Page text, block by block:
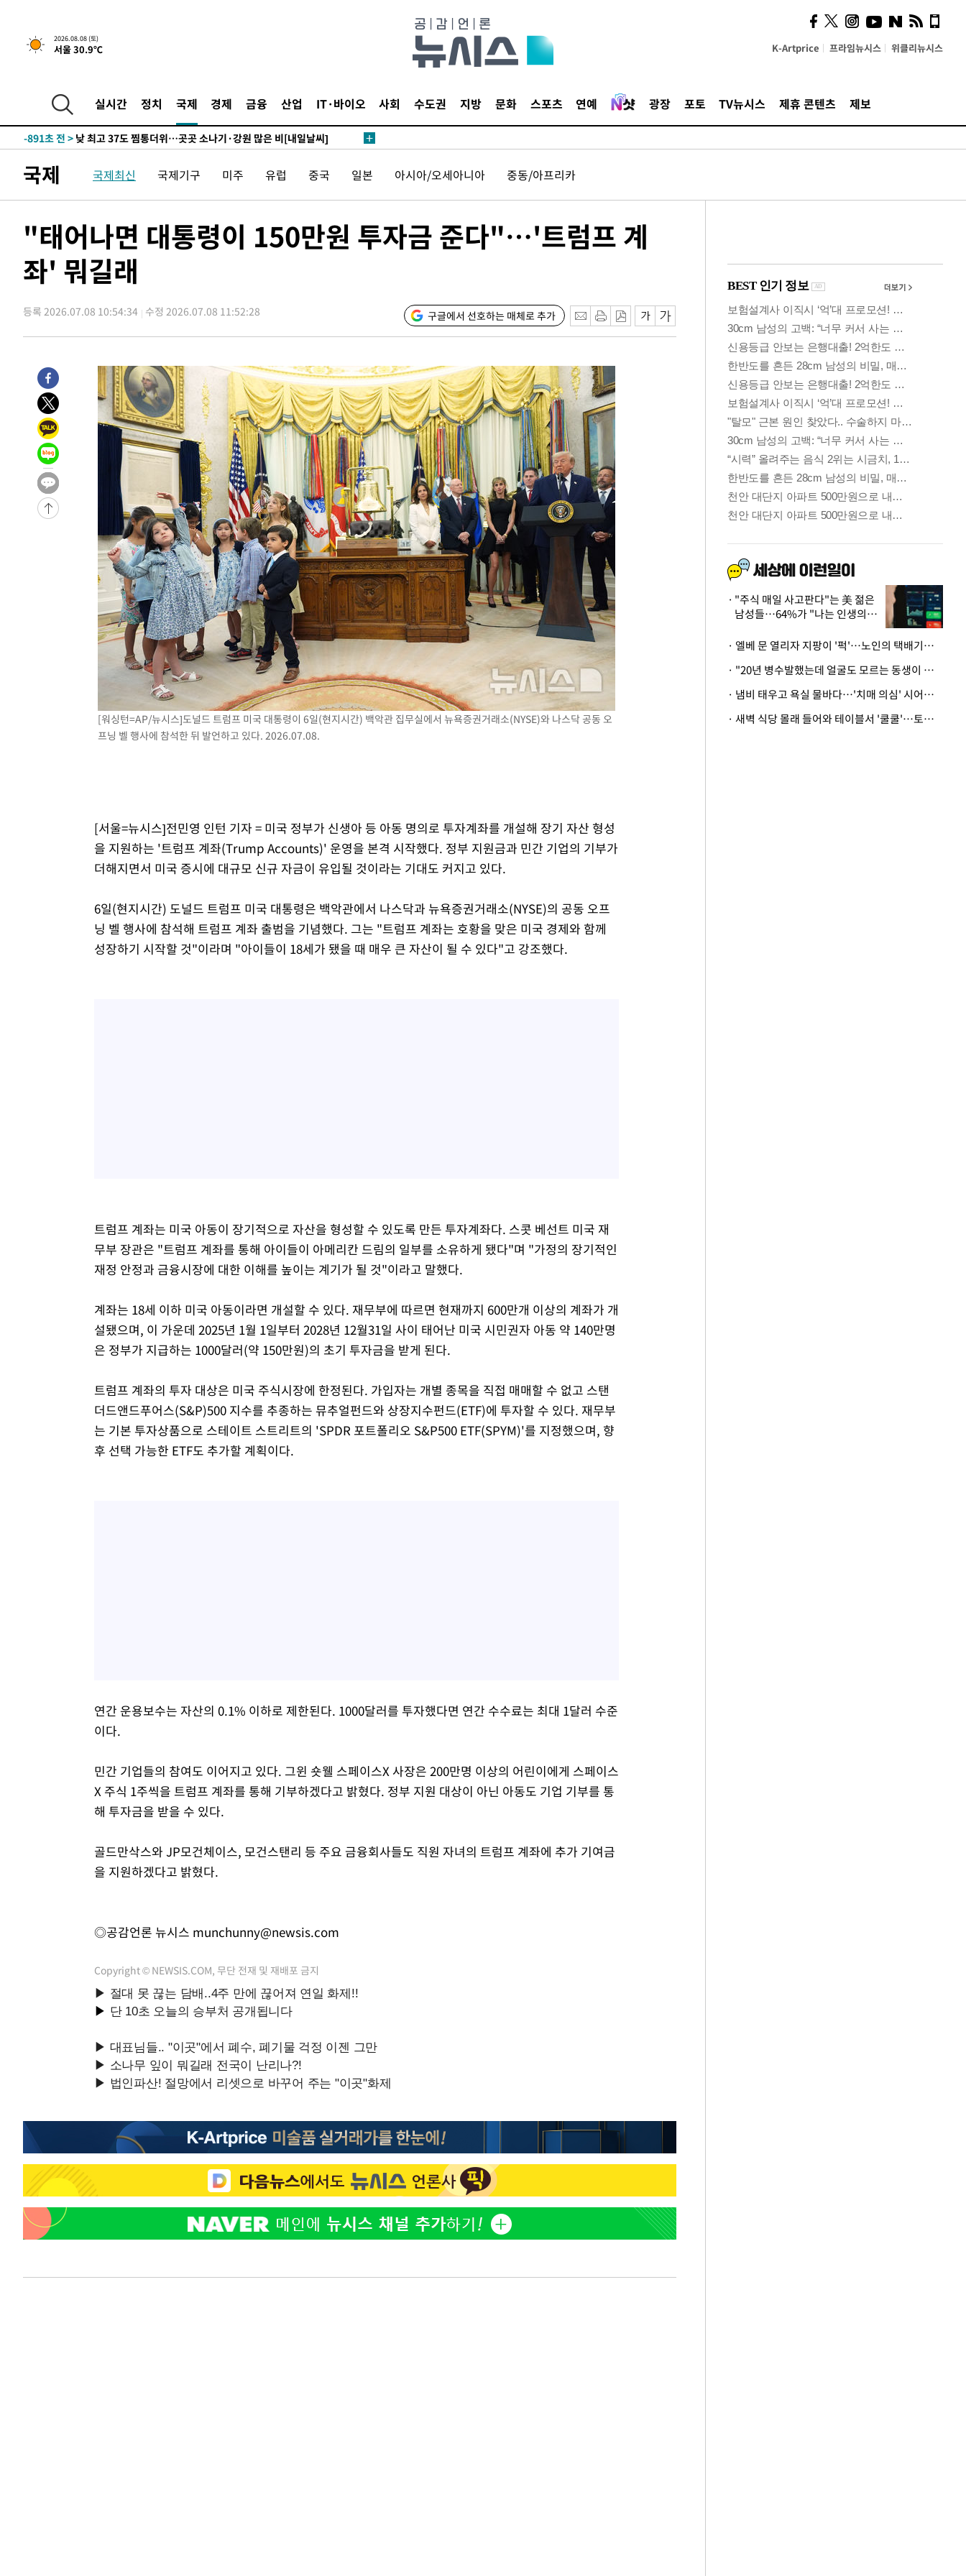
2026.08.08 (토)
서울 30.9℃ K-Artprice 프라임뉴시스 위클리뉴시스
실시간 정치 국제 경제 금융 산업 IT·바이오 사회 수도권 지방 문화 스포츠 연예 광장 포토 TV뉴시스 제휴 콘텐츠 제보
↓-12340초 전 >[속보]이 대통령 "부동산 공급 기존 사고방식 매달리지 말고 과감히
실천"
-11425초 전 >이란, "오만과 '중앙 단일 루트' 합의…북쪽 인바운드·남쪽 아웃바
-2957초 전 >
[속보]이 대통령, '호우피해' 안동·의성 관할 4개 면 특별재난지역 선
-2920초 전 >
갈 수도
-891초 전 > 낮 최고 37도 찜통더위…곳곳 소나기·강원 많은 비[내일날씨]
1시간 전 >
여자배구 이재영·이다영 자매, 아제르바이잔 투란VC 입단
1시간 전 >외국인 심판 성 접대 7경기 들여다보니…한국 축구 '5승 2무'
1시간 전 >[속보]코스피, 6200선 약보합…0.60% 내린 6258.77에 마쳐
1시간 전 >[속보]원·달러 환율, 7.7원 내린 1416.1원 마감
1시간 전 >[속보] 노원서 40.1도 관측…서울, 2018년 이후 첫 40도
2시간 전 >외신들도 주목한 韓축구 파문…"국민적 공분에 수사 재개"
2시간 전 >11시간 압수수색에 성접대 파문까지…'쑥대밭' 된 축구협회
후임
-19910초 전 >
이강인, 폭염 속 AT마드리드 첫 훈련…80명 식사 대접까지(종합)
-17049초 전 >
미 사업체 일자리, 7월에 2.3만개 순감하고 그 전 2개월 10.3만개
하향수정 (2보)
-16497초 전 >
[속보] 미 사업체, 일자리 7월에 2.3만 개 줄어…실업률은 4.1%로
-12360초 전 >
[속보]이 대통령 "부동산 공급 기존 사고방식 매달리지 말고 과감히
실천"
-11445초 전 >
이란, "오만과 '중앙 단일 루트' 합의…북쪽 인바운드·남쪽 아웃바
운드는 임시"
-3013초 전 >
"낮 기온 소폭 하락"…수도권 폭염중대경보, 폭염경보로 하향
-2977초 전 >
[속보]이 대통령, '호우피해' 안동·의성 관할 4개 면 특별재난지역 선
-2940초 전 >
[단독]중수청 지원 검사들, 정원 초과 시 낮은 계급 임용…희망지 못
낮 최고 37도 찜통더위…곳곳 소나기·강원 많은 비[내일날씨]
SK하이닉스, 용인·청주 팹에 54조 투자…"AI 메모리 수요 선제 대응"
여자배구 이재영·이다영 자매, 아제르바이잔 투란VC 입단
외국인 심판 성 접대 7경기 들여다보니…한국 축구 '5승 2무'
[속보]코스닥, 2.86포인트(0.36%) 내린 798.81마감
[속보]코스피, 6200선 약보합…0.60% 내린 6258.77에 마쳐
[속보]원·달러 환율, 7.7원 내린 1416.1원 마감
[속보] 노원서 40.1도 관측…서울, 2018년 이후 첫 40도
[속보]종합특검, '계엄 수용공간 확보' 신용해 前교정본부장 기소
외신들도 주목한 韓축구 파문…"국민적 공분에 수사 재개"
11시간 압수수색에 성접대 파문까지…'쑥대밭' 된 축구협회
국제 국제최신 국제기구 미주 유럽 중국 일본 아시아/오세아니아 중동/아프리카
"태어나면 대통령이 150만원 투자금 준다"…'트럼프 계
좌' 뭐길래
등록 2026.07.08 10:54:34 수정 2026.07.08 11:52:28 구글에서 선호하는 매체로 추가
[워싱턴=AP/뉴시스]도널드 트럼프 미국 대통령이 6일(현지시간) 백악관 집무실에서 뉴욕증권거래소(NYSE)와 나스닥 공동 오
프닝 벨 행사에 참석한 뒤 발언하고 있다. 2026.07.08.
[서울=뉴시스]전민영 인턴 기자 = 미국 정부가 신생아 등 아동 명의로 투자계좌를 개설해 장기 자산 형성
을 지원하는 '트럼프 계좌(Trump Accounts)' 운영을 본격 시작했다. 정부 지원금과 민간 기업의 기부가
더해지면서 미국 증시에 대규모 신규 자금이 유입될 것이라는 기대도 커지고 있다.
6일(현지시간) 도널드 트럼프 미국 대통령은 백악관에서 나스닥과 뉴욕증권거래소(NYSE)의 공동 오프
닝 벨 행사에 참석해 트럼프 계좌 출범을 기념했다. 그는 "트럼프 계좌는 호황을 맞은 미국 경제와 함께
성장하기 시작할 것"이라며 "아이들이 18세가 됐을 때 매우 큰 자산이 될 수 있다"고 강조했다.
트럼프 계좌는 미국 아동이 장기적으로 자산을 형성할 수 있도록 만든 투자계좌다. 스콧 베선트 미국 재
무부 장관은 "트럼프 계좌를 통해 아이들이 아메리칸 드림의 일부를 소유하게 됐다"며 "가정의 장기적인
재정 안정과 금융시장에 대한 이해를 높이는 계기가 될 것"이라고 말했다.
계좌는 18세 이하 미국 아동이라면 개설할 수 있다. 재무부에 따르면 현재까지 600만개 이상의 계좌가 개
설됐으며, 이 가운데 2025년 1월 1일부터 2028년 12월31일 사이 태어난 미국 시민권자 아동 약 140만명
은 정부가 지급하는 1000달러(약 150만원)의 초기 투자금을 받게 된다.
트럼프 계좌의 투자 대상은 미국 주식시장에 한정된다. 가입자는 개별 종목을 직접 매매할 수 없고 스탠
더드앤드푸어스(S&P)500 지수를 추종하는 뮤추얼펀드와 상장지수펀드(ETF)에 투자할 수 있다. 재무부
는 기본 투자상품으로 스테이트 스트리트의 'SPDR 포트폴리오 S&P500 ETF(SPYM)'를 지정했으며, 향
후 선택 가능한 ETF도 추가할 계획이다.
연간 운용보수는 자산의 0.1% 이하로 제한된다. 1000달러를 투자했다면 연간 수수료는 최대 1달러 수준
이다.
민간 기업들의 참여도 이어지고 있다. 그윈 숏웰 스페이스X 사장은 200만명 이상의 어린이에게 스페이스
X 주식 1주씩을 트럼프 계좌를 통해 기부하겠다고 밝혔다. 정부 지원 대상이 아닌 아동도 기업 기부를 통
해 투자금을 받을 수 있다.
골드만삭스와 JP모건체이스, 모건스탠리 등 주요 금융회사들도 직원 자녀의 트럼프 계좌에 추가 기여금
을 지원하겠다고 밝혔다.
◎공감언론 뉴시스 munchunny@newsis.com
Copyright © NEWSIS.COM, 무단 전재 및 재배포 금지
시, 스마트폰 액세서리에
NFC 더했다
"주식 매일 사고판다"는 美 젊은
남성들…64%가 "나는 인생의
· 엘베 문 열리자 지팡이 '퍽'…노인의 택배기사 폭행 이유
· "20년 병수발했는데 얼굴도 모르는 동생이 유산 절반을"…배다른 형제 상속권 있을까
· 냄비 태우고 욕실 물바다…'치매 의심' 시어머니 검사 권유했다가 '날벼락'
· 새벽 식당 몰래 들어와 테이블서 '쿨쿨'…토사물 남기고 사라진 남성